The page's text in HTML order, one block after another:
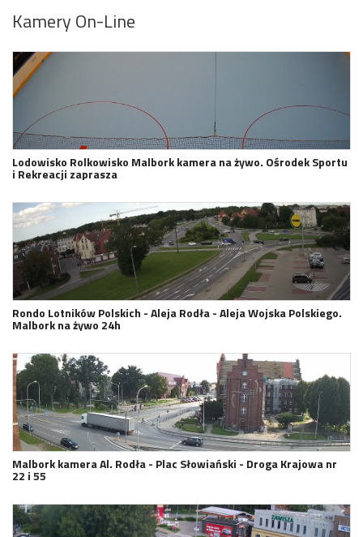
Kamery On-Line
Lodowisko Rolkowisko Malbork kamera na żywo. Ośrodek Sportu
i Rekreacji zaprasza
Rondo Lotników Polskich - Aleja Rodła - Aleja Wojska Polskiego.
Malbork na żywo 24h
Malbork kamera Al. Rodła - Plac Słowiański - Droga Krajowa nr
22 i 55